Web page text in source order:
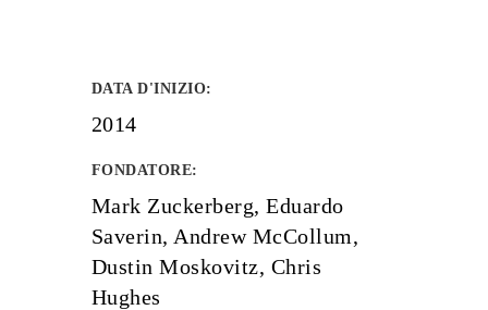
DATA D'INIZIO:
2014
FONDATORE:
Mark Zuckerberg, Eduardo
Saverin, Andrew McCollum,
Dustin Moskovitz, Chris
Hughes